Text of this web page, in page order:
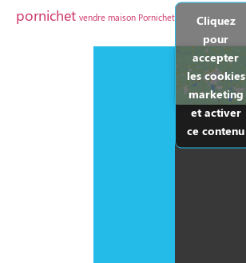
pornichet vendre maison Pornichet
Cliquez
pour
accepter
les cookies
marketing
et activer
ce contenu